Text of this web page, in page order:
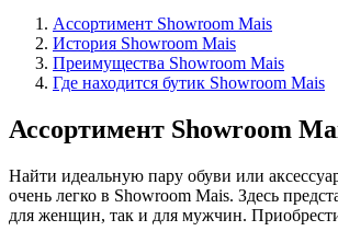
Ассортимент Showroom Mais
История Showroom Mais
Преимущества Showroom Mais
Где находится бутик Showroom Mais
Ассортимент Showroom
Найти идеальную пару обуви или
очень легко в Showroom Mais. Здесь
для женщин, так и для мужчин.